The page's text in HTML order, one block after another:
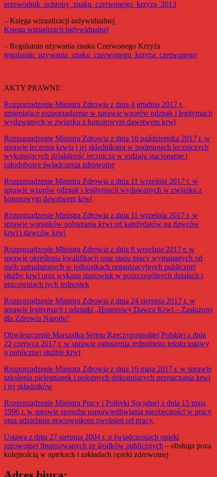
przewodnik_ochrony_znaku_czerwonego_krzyza_2013
– Księga wizualizacji indywidualnej
Księga wizualizacji indywidualnej
– Regulamin używania znaku Czerwonego Krzyża
regulamin_uzywania_znaku_czerwonego_krzyza_czerwonego
AKTY PRAWNE:
Rozporządzenie Ministra Zdrowia z dnia 4 grudnia 2017 r.
zmieniające rozporządzenie w sprawie wzorów odznak i legitymacji
wydawanych w związku z honorowym dawstwem krwi
Rozporządzenie Ministra Zdrowia z dnia 16 października 2017 r. w
sprawie leczenia krwią i jej składnikami w podmiotach leczniczych
wykonujących działalność leczniczą w rodzaju stacjonarne i
całodobowe świadczenia zdrowotne
Rozporządzenie Ministra Zdrowia z dnia 11 września 2017 r. w
sprawie wzorów odznak i legitymacji wydawanych w związku z
honorowym dawstwem krwi
Rozporządzenie Ministra Zdrowia z dnia 11 września 2017 r. w
sprawie warunków pobierania krwi od kandydatów na dawców
krwi i dawców krwi
Rozporządzenie Ministra Zdrowia z dnia 8 września 2017 r. w
sprawie określenia kwalifikacji oraz stażu pracy wymaganych od
osób zatrudnionych w jednostkach organizacyjnych publicznej
służby krwi oraz wykazu stanowisk w poszczególnych działach i
pracowniach tych jednostek
Rozporządzenie Ministra Zdrowia z dnia 24 sierpnia 2017 r. w
sprawie legitymacji i odznaki „Honorowy Dawca Krwi – Zasłużony
dla Zdrowia Narodu”
Obwieszczenie Marszałka Sejmu Rzeczypospolitej Polskiej z dnia
22 czerwca 2017 r. w sprawie ogłoszenia jednolitego tekstu ustawy
o publicznej służbie krwi
Rozporządzenie Ministra Zdrowia z dnia 16 maja 2017 r. w sprawie
szkolenia pielęgniarek i położnych dokonujących przetaczania krwi
i jej składników
Rozporządzenie Ministra Pracy i Polityki Socjalnej z dnia 15 maja
1996 r. w sprawie sposobu usprawiedliwiania nieobecności w pracy
oraz udzielania pracownikom zwolnień od pracy.
Ustawa z dnia 27 sierpnia 2004 r. o świadczeniach opieki
zdrowotnej finansowanych ze środków publicznych – obsługa poza
kolejnością w aptekach i zakładach opieki zdrowotnej